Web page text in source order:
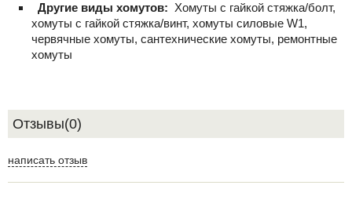
Другие виды хомутов: Хомуты с гайкой стяжка/болт,
хомуты с гайкой стяжка/винт, хомуты силовые W1,
червячные хомуты, сантехнические хомуты, ремонтные
хомуты
Отзывы(0)
написать отзыв